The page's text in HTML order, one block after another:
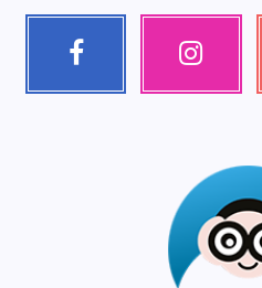
Facebook Instagram